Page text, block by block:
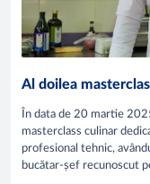
Al doilea
În data de 20 martie
masterclass culinar
profesional tehnic,
bucătar-șef recunoscut